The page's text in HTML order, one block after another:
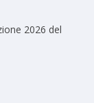
2026 del